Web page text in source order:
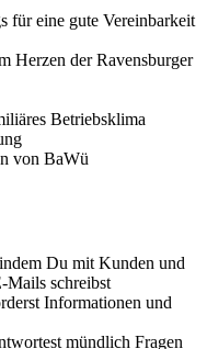
für eine gute Vereinbarkeit
Herzen der Ravensburger
Betriebsklima
von BaWü
Du mit Kunden und
Mails schreibst
Informationen und
mündlich Fragen